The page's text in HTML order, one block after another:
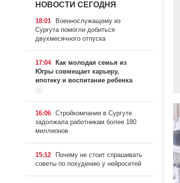
НОВОСТИ СЕГОДНЯ
18:01
Военнослужащему из
Сургута помогли добиться
двухмесячного отпуска
17:04
Как молодая семья из
Югры совмещает карьеру,
ипотеку и воспитание ребенка
16:06 Стройкомпания в Сургуте
задолжала работникам более 180
миллионов
15:12
Почему не стоит спрашивать
советы по похудению у нейросетей